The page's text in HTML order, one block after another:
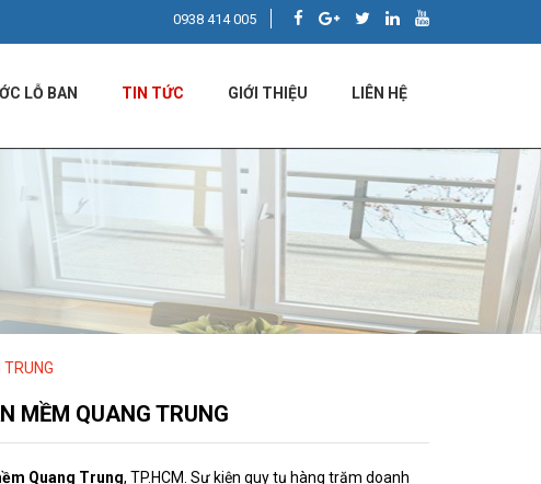
0938 414 005
LỖ BAN TIN TỨC GIỚI THIỆU LIÊN HỆ
MỀM QUANG TRUNG
Quang Trung, TP.HCM. Sự kiện quy tụ hàng trăm doanh